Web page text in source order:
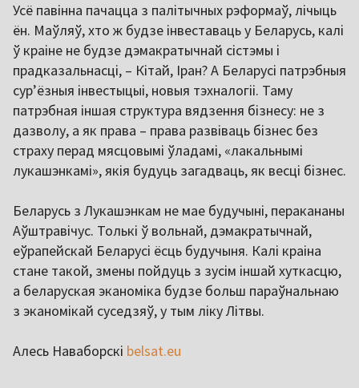
Усё павінна пачацца з палітычных рэформаў, лічыць
ён. Маўляў, хто ж будзе інвеставаць у Беларусь, калі
ў краіне не будзе дэмакратычнай сістэмы і
прадказальнасці, – Кітай, Іран? А Беларусі патрэбныя
сур’ёзныя інвестыцыі, новыя тэхналогіі. Таму
патрэбная іншая структура вядзення бізнесу: не з
дазволу, а як права – права развіваць бізнес без
страху перад мясцовымі ўладамі, «лакальнымі
лукашэнкамі», якія будуць загадваць, як весці бізнес.
Беларусь з Лукашэнкам не мае будучыні, перакананы
Аўштравічус. Толькі ў вольнай, дэмакратычнай,
еўрапейскай Беларусі ёсць будучыня. Калі краіна
стане такой, змены пойдуць з зусім іншай хуткасцю,
а беларуская эканоміка будзе больш параўнальнаю
з эканомікай суседзяў, у тым ліку Літвы.
Алесь Наваборскі belsat.eu